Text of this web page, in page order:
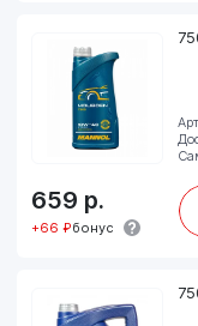
659 р.
+66 ₽бонус